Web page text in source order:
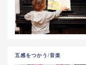
五感をつかう/音楽